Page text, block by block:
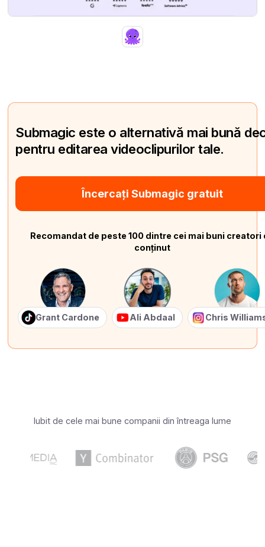
Submagic este o alternativă mai bună
pentru editarea videoclipurilor tale.
Încercați Submagic gratuit
Recomandat de peste 100 dintre cei mai buni creatori
conținut
Grant Cardone Ali Abdaal Chris
Iubit de cele mai bune companii din întreaga lume